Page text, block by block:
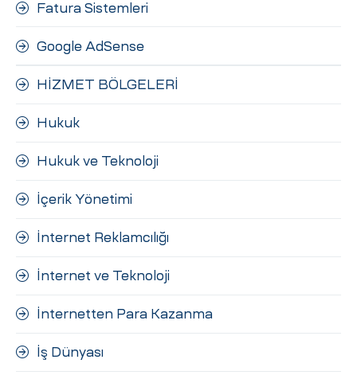
Fatura Sistemleri
Google AdSense
HİZMET BÖLGELERİ
Hukuk
Hukuk ve Teknoloji
İçerik Yönetimi
İnternet Reklamcılığı
İnternet ve Teknoloji
İnternetten Para Kazanma
İş Dünyası